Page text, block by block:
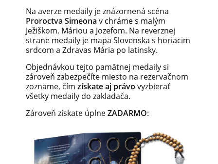
Na averze medaily je znázornená scéna
Proroctva Simeona v chráme s malým
Ježiškom, Máriou a Jozefom. Na reverznej
strane medaily je mapa Slovenska s horiacim
srdcom a Zdravas Mária po latinsky.
Objednávkou tejto pamätnej medaily si
zároveň zabezpečíte miesto na rezervačnom
zozname, čím získate aj právo vyzbierať
všetky medaily do zakladača.
Zároveň získate úplneZADARMO: